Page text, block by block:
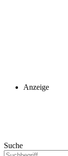
Anzeige
Suche